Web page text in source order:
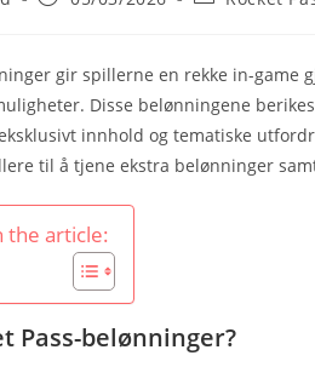
gir spillerne en rekke in-
Disse belønningene
innhold og tematiske
til å tjene ekstra belønninger
the article:
Pass-belønninger?